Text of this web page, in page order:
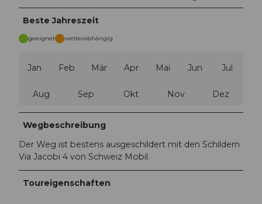
Beste Jahreszeit
geeignet wetterabhängig
Jan Feb Mär Apr Mai Jun Jul
Aug Sep Okt Nov Dez
Wegbeschreibung
Der Weg ist bestens ausgeschildert mit den Schildern
Via Jacobi 4 von Schweiz Mobil.
Toureigenschaften